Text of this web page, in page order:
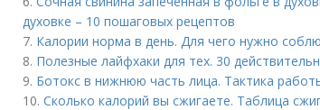
духовке – 10 пошаговых рецептов
7. Калории норма в день. Для чего нужно
8. Полезные лайфхаки для тех. 30
9. Ботокс в нижнюю часть лица. Тактика
10. Сколько калорий вы сжигаете. Таблица